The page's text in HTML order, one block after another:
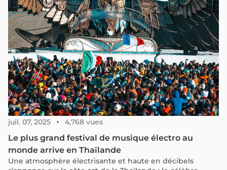
juil. 07, 2025 4,768 vues
Le plus grand festival de musique électro au
monde arrive en Thaïlande
Une atmosphère électrisante et haute en décibels